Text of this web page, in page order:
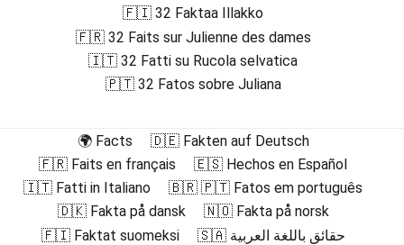
🇫🇮 32 Faktaa Illakko
🇫🇷 32 Faits sur Julienne des dames
🇮🇹 32 Fatti su Rucola selvatica
🇵🇹 32 Fatos sobre Juliana
🌍 Facts
🇩🇪 Fakten auf Deutsch
🇫🇷 Faits en français
🇪🇸 Hechos en Español
🇮🇹 Fatti in Italiano
🇧🇷 🇵🇹 Fatos em português
🇩🇰 Fakta på dansk
🇳🇴 Fakta på norsk
🇫🇮 Faktat suomeksi
🇸🇦 حقائق باللغة العربية